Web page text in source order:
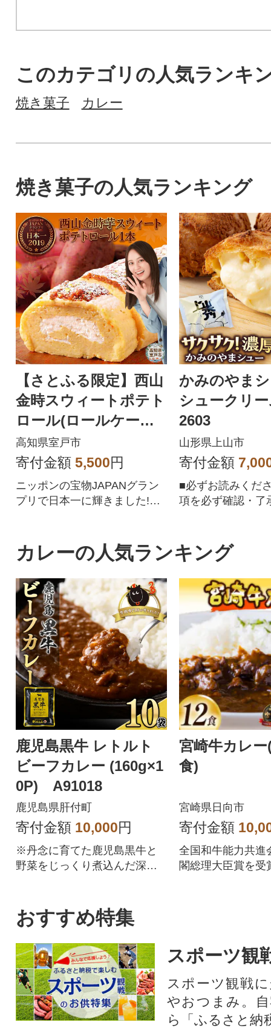
このカテゴリの人気ランキ
焼き菓子 カレー
焼き菓子の人気ランキング
【さとふる限定】西山
金時スウィートポテト
ロール(ロールケーキ)
室戸産お芋を使用した
人気のスイーツ
高知県室戸市
寄付金額 5,500円
ニッポンの宝物JAPANグラン
プリで日本一に輝きました!甘
ポテトロール(芋スイーツ)はク
リスマスにもお楽しみいただ
けます。食後のデザートやス
ウィーツ、洋菓子(芋菓子)、お
菓子好きの方へのプレゼント
としてもおすすめです。コー
ヒーと一緒におやつにも、大
切な人へのギフトにも喜ばれ
ています。室戸市で出品数ラ
ンキング1位です!
かみのやま
シュークリ
2603
山形県上山市
寄付金額
■必ずお読みくだ
項を必ず確認・了
カレーの人気ランキング
鹿児島黒牛 レトルト
ビーフカレー (160g×1
0P) A91018
鹿児島県肝付町
寄付金額 10,000円
※丹念に育てた鹿児島黒牛と
野菜をじっくり煮込んだ深い
保存も可能なので保存食とし
てもおススメです。
宮崎牛カレ
食)
宮崎県日向市
寄付金額
全国和牛能力共進
閣総理大臣賞を受
おすすめ特集
スポーツ観
スポーツ観戦
やおつまみ。
ら「ふるさと納